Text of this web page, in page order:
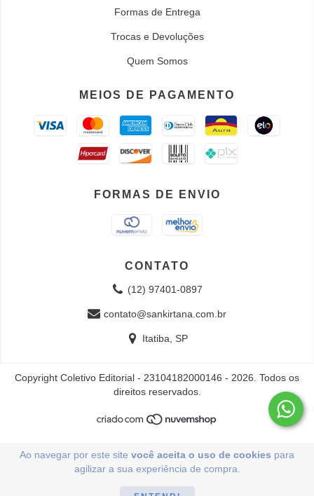
Ao navegar por este site você aceita o uso de cookies para
agilizar a sua experiência de compra.
Formas de Entrega
Trocas e Devoluções
Quem Somos
MEIOS DE PAGAMENTO
FORMAS DE ENVIO
CONTATO
(12) 97401-0897
contato@sankirtana.com.br
Itatiba, SP
Copyright Coletivo Editorial - 23104182000146 - 2026. Todos os
direitos reservados.